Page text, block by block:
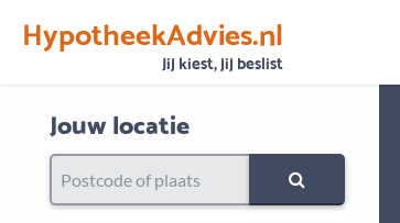
HypotheekAdvies.nl
Jij kiest, jij beslist
VertrouwenAlle basisgegevens zijn gecontroleerd
Jouw locatie